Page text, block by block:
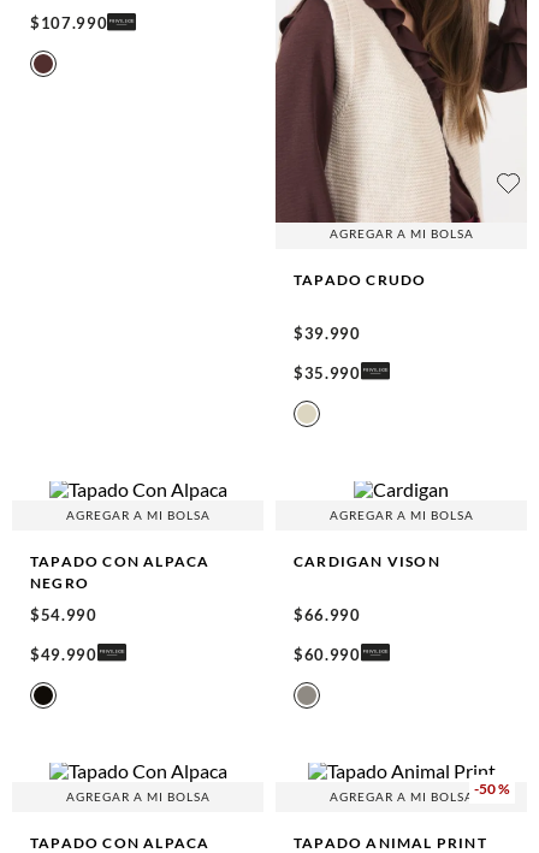
$107.990
AGREGAR A MI BOLSA
TAPADO CRUDO
$39.990
$35.990
AGREGAR A MI BOLSA
TAPADO CON ALPACA
NEGRO
$54.990
$49.990
AGREGAR A MI BOLSA
CARDIGAN VISON
$66.990
$60.990
AGREGAR A MI BOLSA
TAPADO CON ALPACA
-50 %
AGREGAR A MI BOLSA
TAPADO ANIMAL PRINT